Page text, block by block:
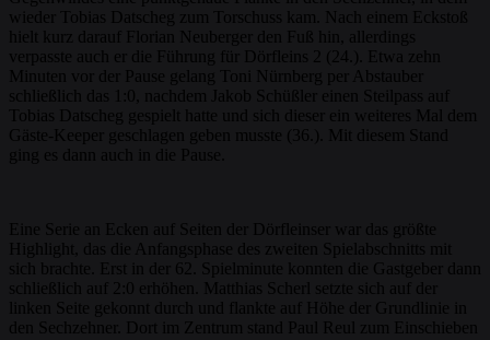
wieder Tobias Datscheg zum Torschuss kam. Nach einem Eckstoß
hielt kurz darauf Florian Neuberger den Fuß hin, allerdings
verpasste auch er die Führung für Dörfleins 2 (24.). Etwa zehn
Minuten vor der Pause gelang Toni Nürnberg per Abstauber
schließlich das 1:0, nachdem Jakob Schüßler einen Steilpass auf
Tobias Datscheg gespielt hatte und sich dieser ein weiteres Mal dem
Gäste-Keeper geschlagen geben musste (36.). Mit diesem Stand
ging es dann auch in die Pause.
Eine Serie an Ecken auf Seiten der Dörfleinser war das größte
Highlight, das die Anfangsphase des zweiten Spielabschnitts mit
sich brachte. Erst in der 62. Spielminute konnten die Gastgeber dann
schließlich auf 2:0 erhöhen. Matthias Scherl setzte sich auf der
linken Seite gekonnt durch und flankte auf Höhe der Grundlinie in
den Sechzehner. Dort im Zentrum stand Paul Reul zum Einschieben